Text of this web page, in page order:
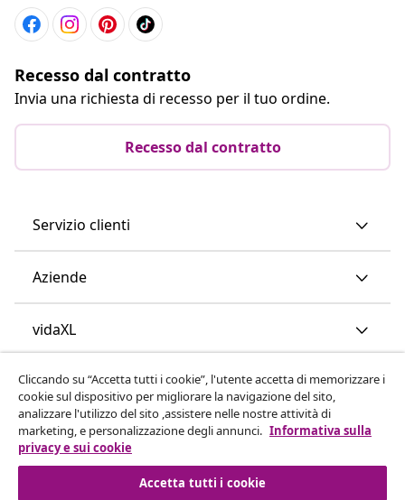
Recesso dal contratto
Invia una richiesta di recesso per il tuo ordine.
Recesso dal contratto
Servizio clienti
Aziende
vidaXL
Scopri di più
Cliccando su “Accetta tutti i cookie”, l'utente accetta di memorizzare i
cookie sul dispositivo per migliorare la navigazione del sito,
analizzare l'utilizzo del sito ,assistere nelle nostre attività di
marketing, e personalizzazione degli annunci. Informativa sulla
privacy e sui cookie
Accetta tutti i cookie